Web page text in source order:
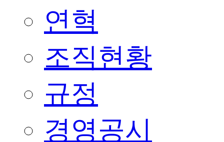
연혁
조직현황
규정
경영공시